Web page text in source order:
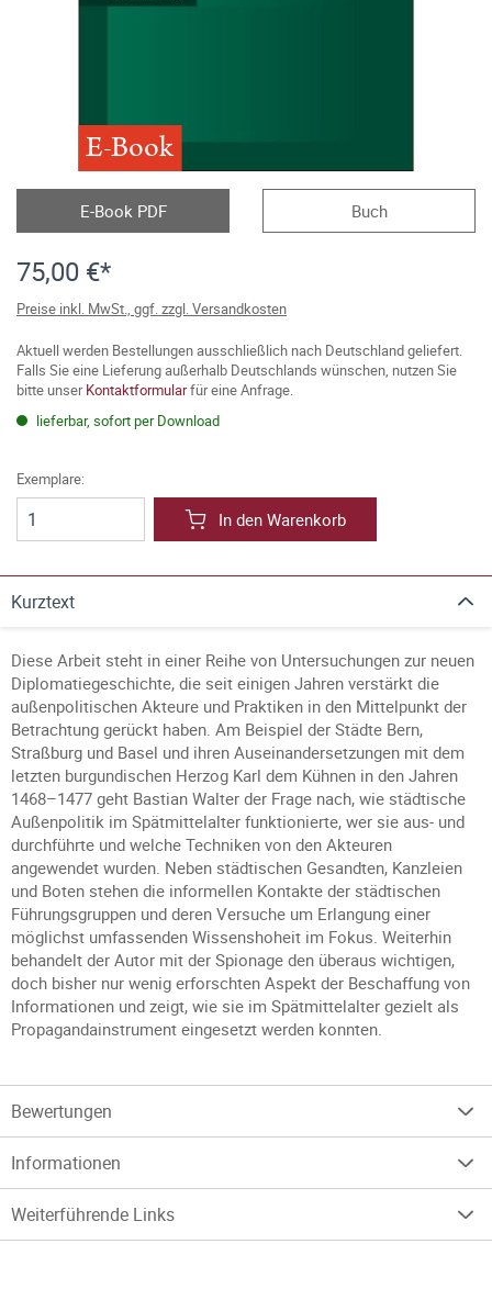
E-Book
E-Book PDF Buch
75,00 €*
Preise inkl. MwSt., ggf. zzgl. Versandkosten
Aktuell werden Bestellungen ausschließlich nach Deutschland geliefert.
Falls Sie eine Lieferung außerhalb Deutschlands wünschen, nutzen Sie
bitte unserKontaktformularfür eine Anfrage.
lieferbar, sofort per Download
Exemplare:
In den Warenkorb
Kurztext
Diese Arbeit steht in einer Reihe von Untersuchungen zur neuen
Diplomatiegeschichte, die seit einigen Jahren verstärkt die
außenpolitischen Akteure und Praktiken in den Mittelpunkt der
Betrachtung gerückt haben. Am Beispiel der Städte Bern,
Straßburg und Basel und ihren Auseinandersetzungen mit dem
letzten burgundischen Herzog Karl dem Kühnen in den Jahren
1468–1477 geht Bastian Walter der Frage nach, wie städtische
Außenpolitik im Spätmittelalter funktionierte, wer sie aus- und
durchführte und welche Techniken von den Akteuren
angewendet wurden. Neben städtischen Gesandten, Kanzleien
und Boten stehen die informellen Kontakte der städtischen
Führungsgruppen und deren Versuche um Erlangung einer
möglichst umfassenden Wissenshoheit im Fokus. Weiterhin
behandelt der Autor mit der Spionage den überaus wichtigen,
doch bisher nur wenig erforschten Aspekt der Beschaffung von
Informationen und zeigt, wie sie im Spätmittelalter gezielt als
Propagandainstrument eingesetzt werden konnten.
Bewertungen
Informationen
Weiterführende Links